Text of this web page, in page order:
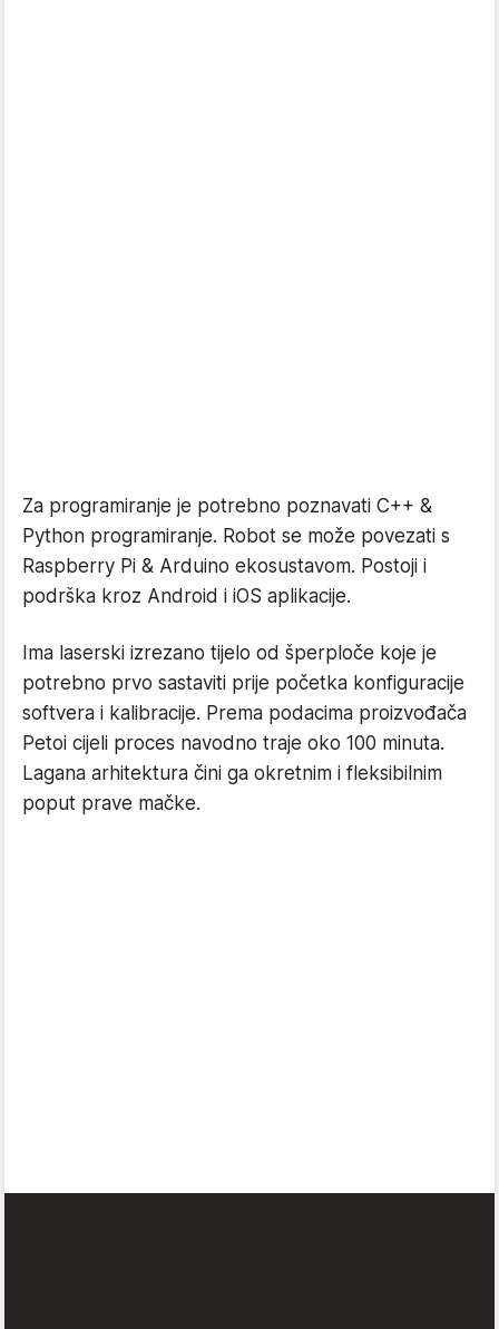
Za programiranje je potrebno poznavati C++ &
Python programiranje. Robot se može povezati s
Raspberry Pi & Arduino ekosustavom. Postoji i
podrška kroz Android i iOS aplikacije.
Ima laserski izrezano tijelo od šperploče koje je
potrebno prvo sastaviti prije početka konfiguracije
softvera i kalibracije. Prema podacima proizvođača
Petoi cijeli proces navodno traje oko 100 minuta.
Lagana arhitektura čini ga okretnim i fleksibilnim
poput prave mačke.